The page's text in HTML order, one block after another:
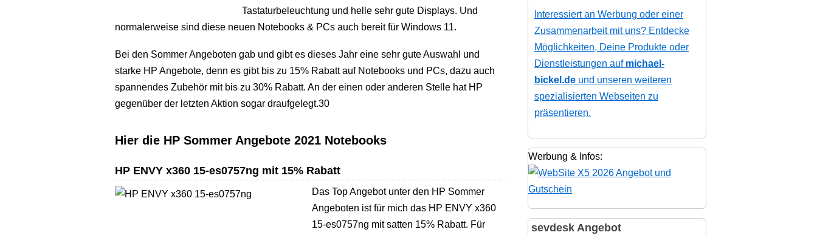
Tastaturbeleuchtung und helle sehr gute Displays. Und
normalerweise sind diese neuen Notebooks & PCs auch bereit für Windows 11.
Bei den Sommer Angeboten gab und gibt es dieses Jahr eine sehr gute Auswahl und
starke HP Angebote, denn es gibt bis zu 15% Rabatt auf Notebooks und PCs, dazu auch
spannendes Zubehör mit bis zu 30% Rabatt. An der einen oder anderen Stelle hat HP
gegenüber der letzten Aktion sogar draufgelegt.30
Hier die HP Sommer Angebote 2021 Notebooks
HP ENVY x360 15-es0757ng mit 15% Rabatt
Das Top Angebot unter den HP Sommer
Angeboten ist für mich das HP ENVY x360
15-es0757ng mit satten 15% Rabatt. Für
Interessiert an Werbung oder einer
Zusammenarbeit mit uns? Entdecke
Möglichkeiten, Deine Produkte oder
Dienstleistungen auf michael-
bickel.de und unseren weiteren
spezialisierten Webseiten zu
präsentieren.
Werbung & Infos:
sevdesk Angebot